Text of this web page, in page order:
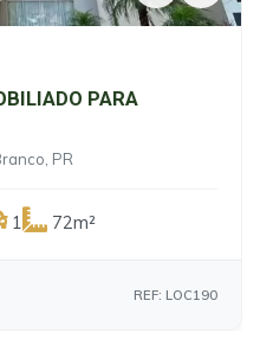
PARA
PR
1 72m²
REF: LOC190